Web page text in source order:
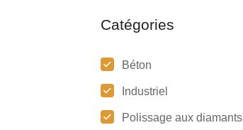
Catégories
Béton
Industriel
Polissage aux diamants